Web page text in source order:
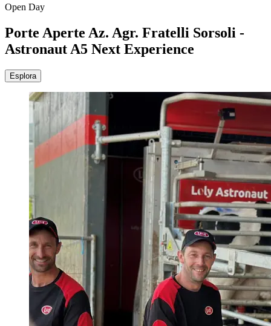
Open Day
Porte Aperte Az. Agr. Fratelli Sorsoli -
Astronaut A5 Next Experience
Esplora